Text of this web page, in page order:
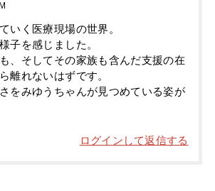
いく医療現場の世界。
子を感じました。
、そしてその家族も含んだ支援の在
離れないはずです。
をみゆうちゃんが見つめている姿が
ログインして返信する